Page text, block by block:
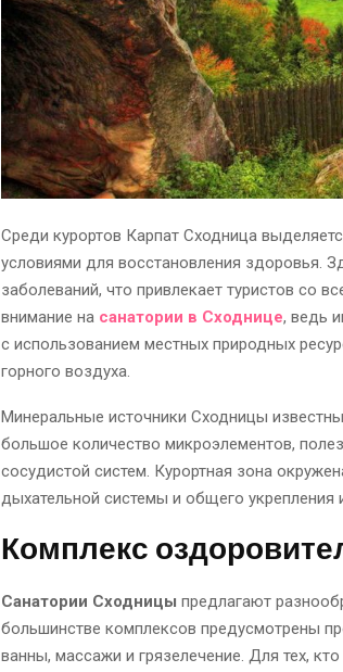
Среди курортов Карпат Сходница
условиями для восстановления здоровья.
заболеваний, что привлекает туристов со
внимание на санатории в Сходнице, ведь
с использованием местных природных
горного воздуха.
Минеральные источники Сходницы
большое количество микроэлементов,
сосудистой систем. Курортная зона
дыхательной системы и общего укрепления
Комплекс
Санатории Сходницы предлагают
большинстве комплексов предусмотрены
ванны, массажи и грязелечение. Для тех,